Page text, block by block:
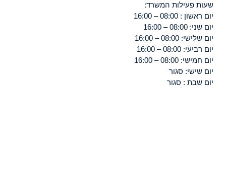
שעות פעילות המשרד:
יום ראשון : 08:00 – 16:00
יום שני: 08:00 – 16:00
יום שלישי: 08:00 – 16:00
יום רביעי: 08:00 – 16:00
יום חמישי: 08:00 – 16:00
יום שישי: סגור
יום שבת : סגור